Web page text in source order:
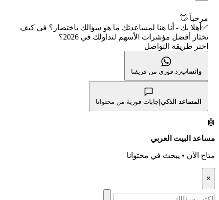
🇺🇸 متى يفتح السوق الأمريكي؟
🛠️ كل الأدوات
سياسة الخصوصية
مرحباً 👋
✅أهلا بك - أنا هنا لمساعدتك ما هو سؤالك باختصار؟ في كيف
تختار أفضل مؤشرات الأسهم لتداولك في 2026؟
اختر طريقة التواصل
واتسابرد فوري من فريقنا
المساعد الذكي إجابات فورية من محتوانا
🤖
مساعد البيت العربي
متاح الآن • يبحث في محتوانا
✕